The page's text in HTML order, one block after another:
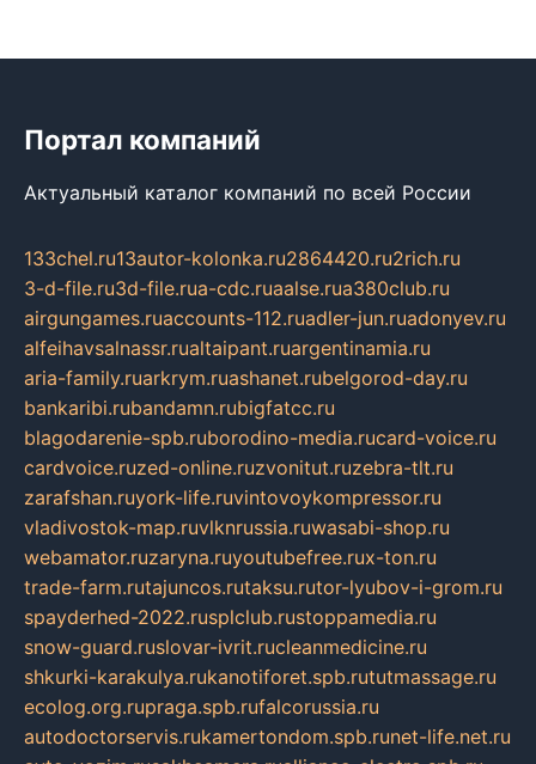
Портал компаний
Актуальный каталог компаний по всей России
133chel.ru13autor-kolonka.ru2864420.ru2rich.ru
3-d-file.ru3d-file.rua-cdc.ruaalse.rua380club.ru
airgungames.ruaccounts-112.ruadler-jun.ruadonyev.ru
alfeihavsalnassr.rualtaipant.ruargentinamia.ru
aria-family.ruarkrym.ruashanet.rubelgorod-day.ru
bankaribi.rubandamn.rubigfatcc.ru
blagodarenie-spb.ruborodino-media.rucard-voice.ru
cardvoice.ruzed-online.ruzvonitut.ruzebra-tlt.ru
zarafshan.ruyork-life.ruvintovoykompressor.ru
vladivostok-map.ruvlknrussia.ruwasabi-shop.ru
webamator.ruzaryna.ruyoutubefree.rux-ton.ru
trade-farm.rutajuncos.rutaksu.rutor-lyubov-i-grom.ru
spayderhed-2022.rusplclub.rustoppamedia.ru
snow-guard.ruslovar-ivrit.rucleanmedicine.ru
shkurki-karakulya.rukanotiforet.spb.rututmassage.ru
ecolog.org.rupraga.spb.rufalcorussia.ru
autodoctorservis.rukamertondom.spb.runet-life.net.ru